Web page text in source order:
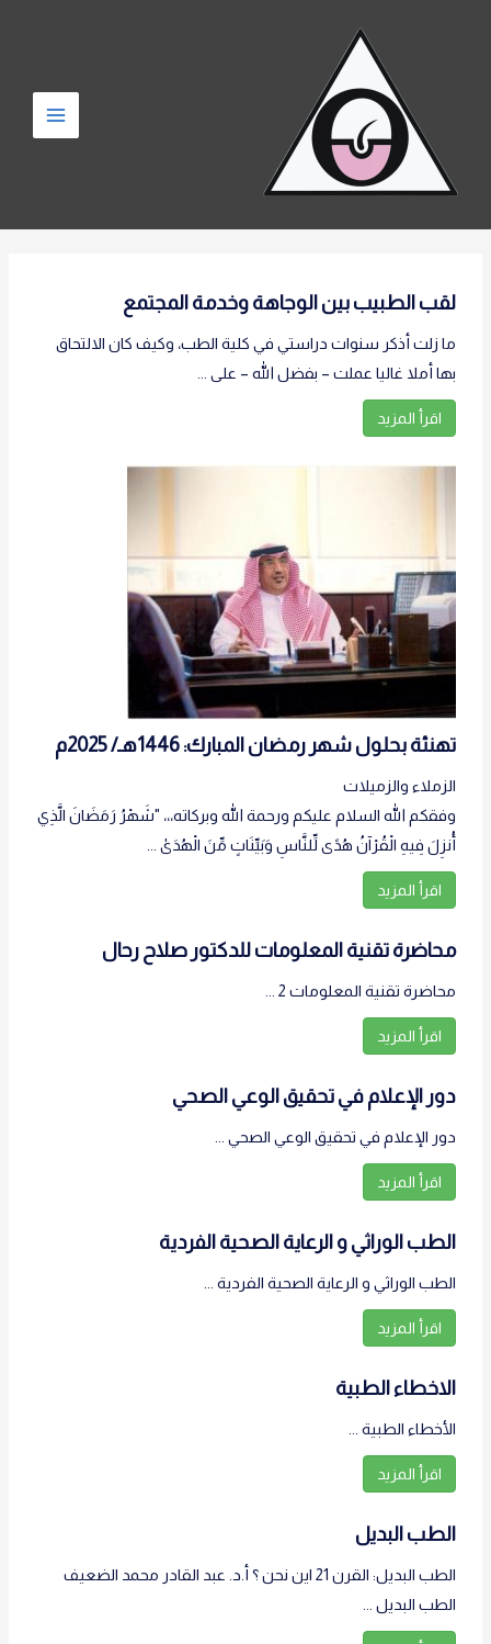
لقب الطبيب بين الوجاهة وخدمة المجتمع
ما زلت أذكر سنوات دراستي في كلية الطب، وكيف كان الالتحاق
بها أملا غاليا عملت – بفضل الله – على ...
اقرأ المزيد
تهنئة بحلول شهر رمضان المبارك‎:‎ ‏1446هـ/ 2025م
الزملاء والزميلات
وفقكم الله السلام عليكم ورحمة الله وبركاته،،، "شَهْرُ رَمَضَانَ الَّذِي
أُنزِلَ فِيهِ الْقُرْآنُ هُدًى لِّلنَّاسِ وَبَيِّنَاتٍ مِّنَ الْهُدَىٰ ...
اقرأ المزيد
محاضرة تقنية المعلومات للدكتور صلاح رحال
محاضرة تقنية المعلومات 2 ...
اقرأ المزيد
دور الإعلام في تحقيق الوعي الصحي
دور الإعلام في تحقيق الوعي الصحي ...
اقرأ المزيد
الطب الوراثي و الرعاية الصحية الفردية
الطب الوراثي و الرعاية الصحية الفردية ...
اقرأ المزيد
الاخطاء الطبية
الأخطاء الطبية ...
اقرأ المزيد
الطب البديل
الطب البديل: القرن 21 اين نحن ؟ أ.د. عبد القادر محمد الضعيف
الطب البديل ...